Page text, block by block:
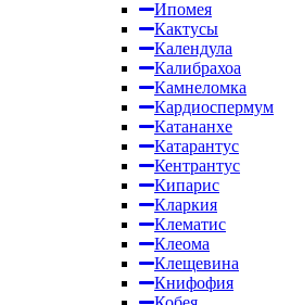
Ипомея
Кактусы
Календула
Калибрахоа
Камнеломка
Кардиоспермум
Катананхе
Катарантус
Кентрантус
Кипарис
Кларкия
Клематис
Клеома
Клещевина
Книфофия